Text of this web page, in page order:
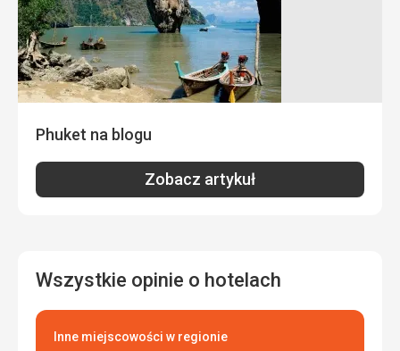
Phuket na blogu
Zobacz artykuł
Wszystkie opinie o hotelach
Inne miejscowości w regionie